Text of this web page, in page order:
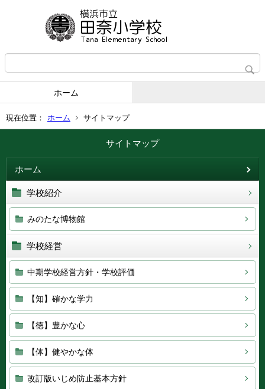
ホーム
現在位置： ホーム サイトマップ
サイトマップ
ホーム
学校紹介
みのたな博物館
学校経営
中期学校経営方針・学校評価
【知】確かな学力
【徳】豊かな心
【体】健やかな体
改訂版いじめ防止基本方針